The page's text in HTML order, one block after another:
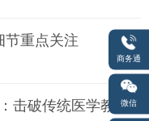
节重点关注
医疗教育仿真动画定制实战手册：击破传统医学教育7大痛点
商务通
微信